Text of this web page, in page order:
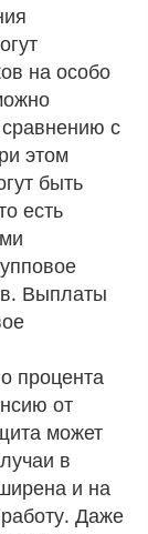
на особо
с
этом
быть
есть
Выплаты
процента
от
может
в
и на
Даже